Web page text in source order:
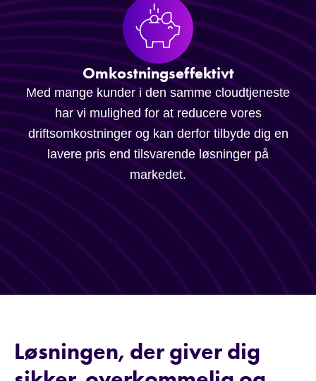
Omkostningseffektivt
Med mange kunder i den samme cloudtjeneste
har vi mulighed for at reducere vores
driftsomkostninger og kan derfor tilbyde dig en
lavere pris end tilsvarende løsninger på
markedet.
Løsningen, der giver dig